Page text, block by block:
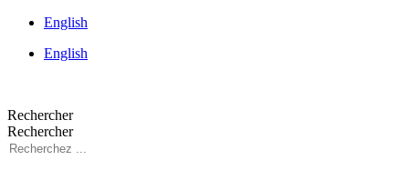
English
English
Rechercher
Rechercher